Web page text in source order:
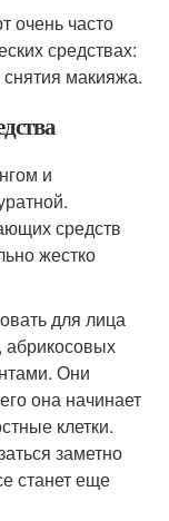
очень часто
средствах:
макияжа.
и
средств
жестко
для лица
абрикосовых
Они
она начинает
клетки.
заметно
станет еще